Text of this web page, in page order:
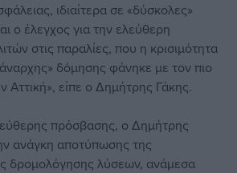
ιδιαίτερα σε «δύσκολες»
ο έλεγχος για την ελεύθερη
στις παραλίες, που η κρισιμότητα
δόμησης φάνηκε με τον πιο
Αττική», είπε ο Δημήτρης Γάκης.
πρόσβασης, ο Δημήτρης
ανάγκη αποτύπωσης της
δρομολόγησης λύσεων, ανάμεσα